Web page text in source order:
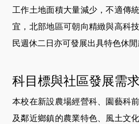
工作土地面積大量減少，不適傳
宜，北部地區可朝向精緻與高科
民週休二日亦可發展出具特色休
科目標與社區發展需
本校在新設農場經營科、園藝科
及鄰近鄉鎮的農業特色、風土文